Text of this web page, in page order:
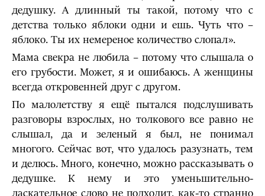
дедушку. А длинный ты такой, потому что с
детства только яблоки одни и ешь. Чуть что –
яблоко. Ты их немереное количество слопал».
Мама свекра не любила – потому что слышала о
его грубости. Может, я и ошибаюсь. А женщины
всегда откровенней друг с другом.
По малолетству я ещё пытался подслушивать
разговоры взрослых, но толкового все равно не
слышал, да и зеленый я был, не понимал
многого. Сейчас вот, что удалось разузнать, тем
и делюсь. Много, конечно, можно рассказывать о
дедушке. К нему и это уменьшительно-
ласкательное слово не подходит, как-то странно